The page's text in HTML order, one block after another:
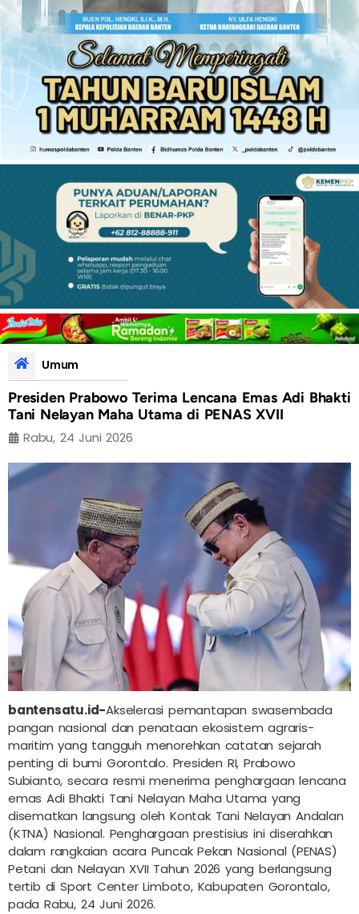
Umum
Presiden Prabowo Terima Lencana Emas Adi Bhakti
Tani Nelayan Maha Utama di PENAS XVII
Rabu, 24 Juni 2026
bantensatu.id-Akselerasi pemantapan swasembada
pangan nasional dan penataan ekosistem agraris-
maritim yang tangguh menorehkan catatan sejarah
penting di bumi Gorontalo. Presiden RI, Prabowo
Subianto, secara resmi menerima penghargaan lencana
emas Adi Bhakti Tani Nelayan Maha Utama yang
disematkan langsung oleh Kontak Tani Nelayan Andalan
(KTNA) Nasional. Penghargaan prestisius ini diserahkan
dalam rangkaian acara Puncak Pekan Nasional (PENAS)
Petani dan Nelayan XVII Tahun 2026 yang berlangsung
tertib di Sport Center Limboto, Kabupaten Gorontalo,
pada Rabu, 24 Juni 2026.